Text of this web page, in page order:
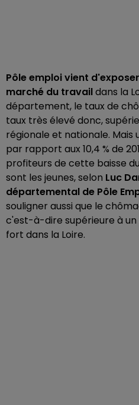
Pôle emploi vient
marché du travaildans la
département, le taux de
taux très élevé donc,
régionale et nationale.
par rapport aux 10,4 % de
profiteurs de cette baisse
sont les jeunes, selon Luc
départemental de Pôle
souligner aussi que le
c'est-à-dire supérieure à
fort dans la Loire.